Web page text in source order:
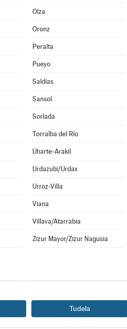
Olza
Oronz
Peralta
Pueyo
Saldías
Sansol
Sorlada
Torralba del Río
Uharte-Arakil
Urdazubi/Urdax
Urroz-Villa
Viana
Villava/Atarrabia
Zizur Mayor/Zizur Nagusia
Tudela